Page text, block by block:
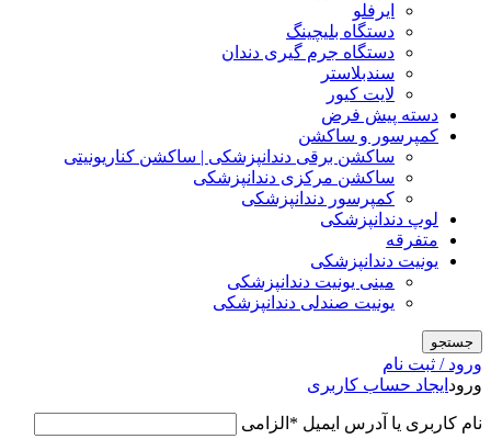
ایرفلو
دستگاه بلیچینگ
دستگاه جرم گیری دندان
سندبلاستر
لایت کیور
دسته پیش فرض
کمپرسور و ساکشن
ساکشن برقی دندانپزشکی | ساکشن کناریونیتی
ساکشن مرکزی دندانپزشکی
کمپرسور دندانپزشکی
لوپ دندانپزشکی
متفرقه
یونیت دندانپزشکی
مینی یونیت دندانپزشکی
یونیت صندلی دندانپزشکی
جستجو
ورود / ثبت نام
ورود ایجاد حساب کاربری
نام کاربری یا آدرس ایمیل * الزامی